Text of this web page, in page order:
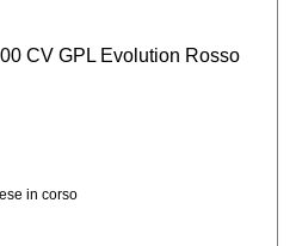
CV GPL Evolution Rosso
in corso